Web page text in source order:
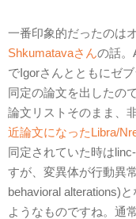
一番印象的だったのは
Shkumatavaさんの話。
でIgorさんとともにゼ
同定の論文を出したの
論文リストそのまま、
近論文になったLibra/
同定されていた時は
すが、変異体が行動異
behavioral alterations)
ようなものですね。通